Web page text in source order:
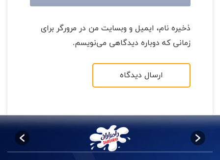
ذخیره نام، ایمیل و وبسایت من در مرورگر برای
زمانی که دوباره دیدگاهی می‌نویسم.